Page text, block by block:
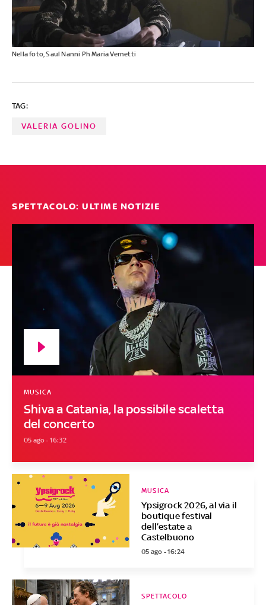
Nella foto, Saul Nanni Ph Maria Vernetti
TAG:
VALERIA GOLINO
SPETTACOLO: ULTIME NOTIZIE
Shiva a Catania, la possibile scaletta
del concerto
MUSICA
05 ago - 16:32
Ypsigrock 2026, al via il
boutique festival
dell’estate a
Castelbuono
MUSICA
05 ago - 16:24
SPETTACOLO